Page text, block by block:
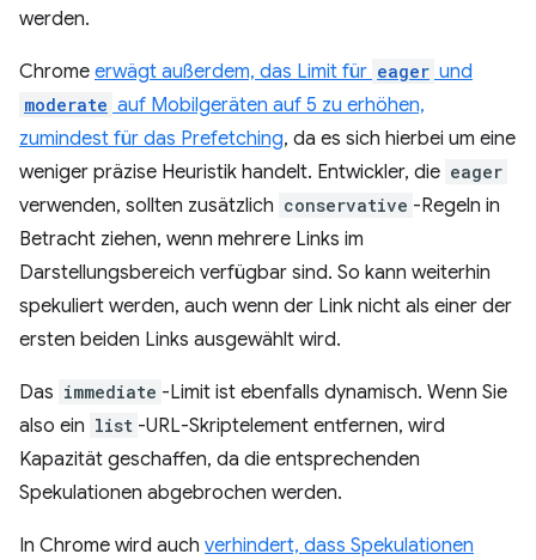
werden.
Chrome erwägt außerdem, das Limit für eager und
moderate auf Mobilgeräten auf 5 zu erhöhen,
zumindest für das Prefetching, da es sich hierbei um eine
weniger präzise Heuristik handelt. Entwickler, die eager
verwenden, sollten zusätzlich conservative -Regeln in
Betracht ziehen, wenn mehrere Links im
Darstellungsbereich verfügbar sind. So kann weiterhin
spekuliert werden, auch wenn der Link nicht als einer der
ersten beiden Links ausgewählt wird.
Das immediate -Limit ist ebenfalls dynamisch. Wenn Sie
also ein list -URL-Skriptelement entfernen, wird
Kapazität geschaffen, da die entsprechenden
Spekulationen abgebrochen werden.
In Chrome wird auch verhindert, dass Spekulationen